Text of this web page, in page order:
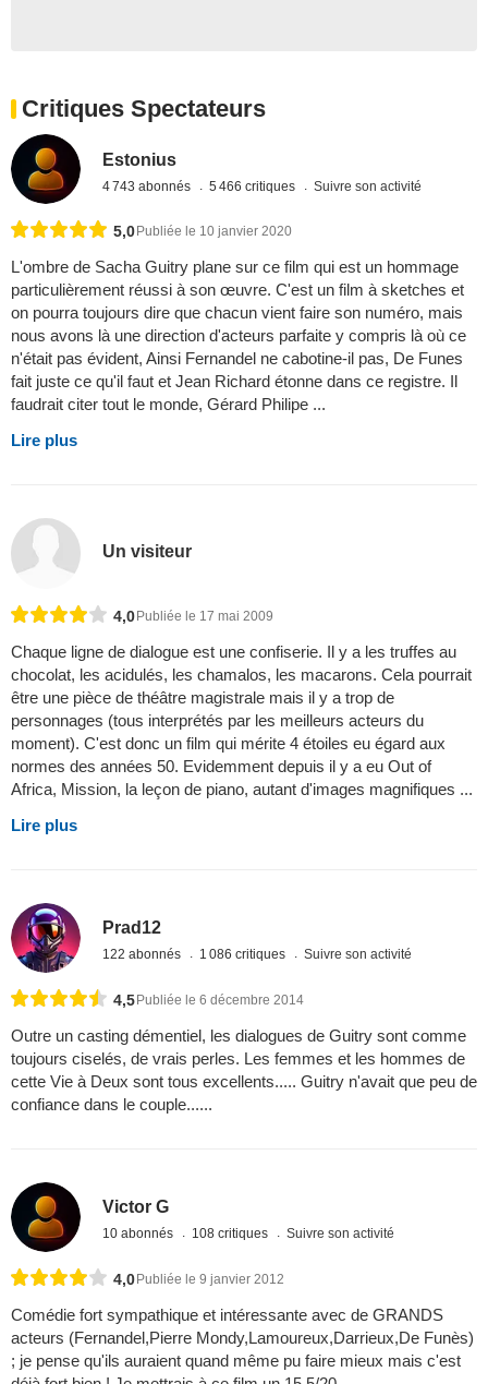
Critiques Spectateurs
Estonius
4 743 abonnés 5 466 critiques Suivre son activité
5,0 Publiée le 10 janvier 2020
L'ombre de Sacha Guitry plane sur ce film qui est un hommage
particulièrement réussi à son œuvre. C'est un film à sketches et
on pourra toujours dire que chacun vient faire son numéro, mais
nous avons là une direction d'acteurs parfaite y compris là où ce
n'était pas évident, Ainsi Fernandel ne cabotine-il pas, De Funes
fait juste ce qu'il faut et Jean Richard étonne dans ce registre. Il
faudrait citer tout le monde, Gérard Philipe ...
Lire plus
Un visiteur
4,0Publiée le 17 mai 2009
Chaque ligne de dialogue est une confiserie. Il y a les truffes au
chocolat, les acidulés, les chamalos, les macarons. Cela pourrait
être une pièce de théâtre magistrale mais il y a trop de
personnages (tous interprétés par les meilleurs acteurs du
moment). C'est donc un film qui mérite 4 étoiles eu égard aux
normes des années 50. Evidemment depuis il y a eu Out of
Africa, Mission, la leçon de piano, autant d'images magnifiques ...
Lire plus
Prad12
122 abonnés 1 086 critiques Suivre son activité
4,5Publiée le 6 décembre 2014
Outre un casting démentiel, les dialogues de Guitry sont comme
toujours ciselés, de vrais perles. Les femmes et les hommes de
cette Vie à Deux sont tous excellents..... Guitry n'avait que peu de
confiance dans le couple......
Victor G
10 abonnés 108 critiques Suivre son activité
4,0 Publiée le 9 janvier 2012
Comédie fort sympathique et intéressante avec de GRANDS
acteurs (Fernandel,Pierre Mondy,Lamoureux,Darrieux,De Funès)
; je pense qu'ils auraient quand même pu faire mieux mais c'est